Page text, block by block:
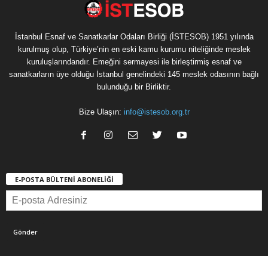
İstanbul Esnaf ve Sanatkarlar Odaları Birliği (İSTESOB) 1951 yılında
kurulmuş olup, Türkiye’nin en eski kamu kurumu niteliğinde meslek
kuruluşlarındandır. Emeğini sermayesi ile birleştirmiş esnaf ve
sanatkarların üye olduğu İstanbul genelindeki 145 meslek odasının bağlı
bulunduğu bir Birliktir.
Bize Ulaşın: info@istesob.org.tr
E-POSTA BÜLTENİ ABONELİĞİ